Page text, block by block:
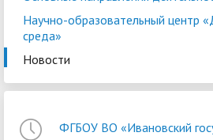
Научно-образовательный центр
среда»
Новости
ФГБОУ ВО «Ивановский